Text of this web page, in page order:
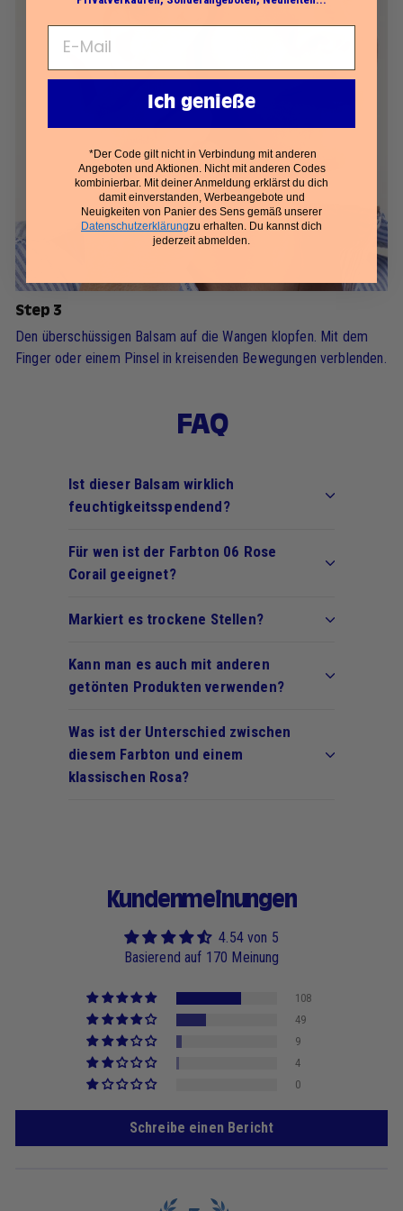
Step 3
Den überschüssigen Balsam auf die Wangen klopfen. Mit dem
Finger oder einem Pinsel in kreisenden Bewegungen verblenden.
FAQ
Ist dieser Balsam wirklich
feuchtigkeitsspendend?
Für wen ist der Farbton 06 Rose
Corail geeignet?
Markiert es trockene Stellen?
Kann man es auch mit anderen
getönten Produkten verwenden?
Was ist der Unterschied zwischen
diesem Farbton und einem
klassischen Rosa?
Kundenmeinungen
4.54 von 5
Basierend auf 170 Meinung
108
49
9
4
0
Schreibe einen Bericht
Ich genieße
*Der Code gilt nicht in Verbindung mit anderen
Angeboten und Aktionen. Nicht mit anderen Codes
kombinierbar. Mit deiner Anmeldung erklärst du dich
damit einverstanden, Werbeangebote und
Neuigkeiten von Panier des Sens gemäß unserer
Datenschutzerklärungzu erhalten. Du kannst dich
jederzeit abmelden.